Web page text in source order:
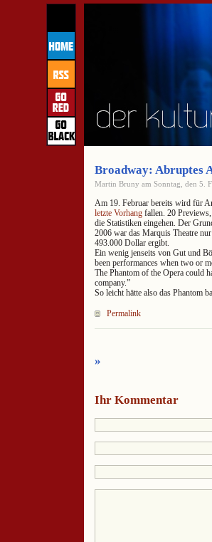
Broadway: Abruptes
Martin Bruny am Sonntag, den 5.
Am 19. Februar bereits wird für
letzte Vorhang fallen. 20
die Statistiken eingehen. Der
2006 war das Marquis Theatre
493.000 Dollar ergibt.
Ein wenig jenseits von Gut und
been performances when two or
The Phantom of the Opera could
company.”
So leicht hätte also das Phantom
Permalink
»
Ihr Kommentar